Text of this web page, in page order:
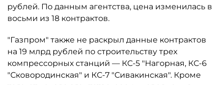
рублей. По данным агентства, цена изменилась в
восьми из 18 контрактов.
"Газпром" также не раскрыл данные контрактов
на 19 млрд рублей по строительству трех
компрессорных станций — КС-5 "Нагорная, КС-6
"Сковородинская" и КС-7 "Сивакинская". Кроме